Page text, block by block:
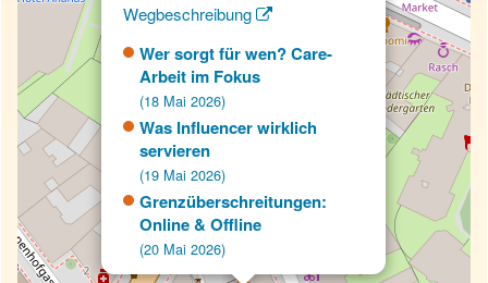
Wegbeschreibung
Wer sorgt für wen? Care-
Arbeit im Fokus
(18 Mai 2026)
Was Influencer wirklich
servieren
(19 Mai 2026)
Grenzüberschreitungen:
Online & Offline
(20 Mai 2026)